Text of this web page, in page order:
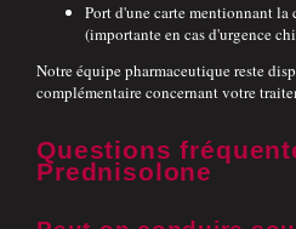
Port d'une carte mentionnant
(importante en cas d'urgence
Notre équipe pharmaceutique reste
complémentaire concernant votre
Questions
Prednisolone